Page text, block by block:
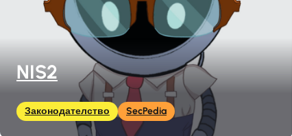
NIS2
Законодателство SecPedia